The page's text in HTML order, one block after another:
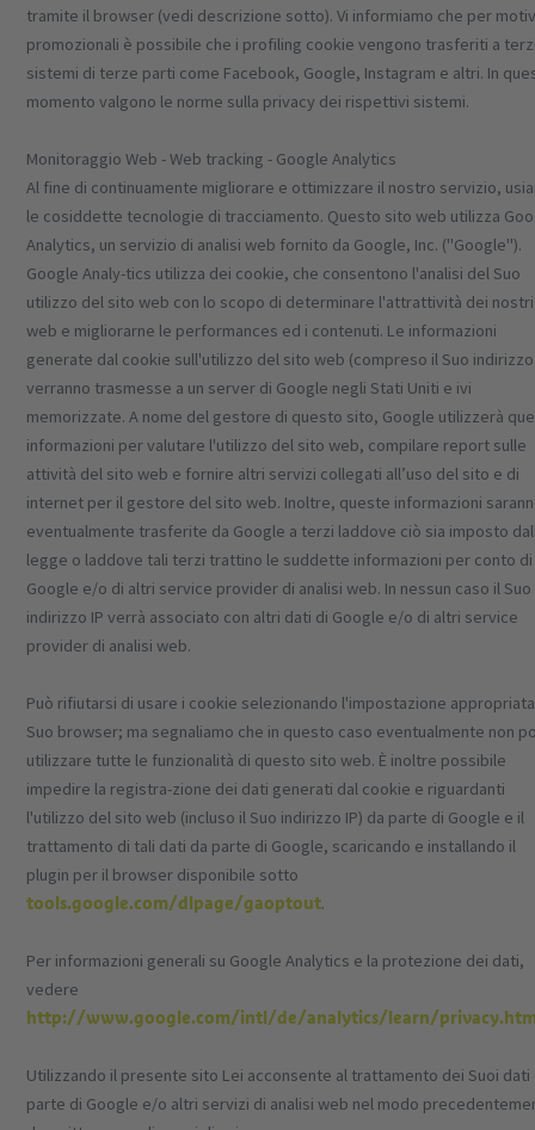
tramite il browser (vedi descrizione sotto). Vi informiamo che per
promozionali è possibile che i profiling cookie vengono trasferiti a
sistemi di terze parti come Facebook, Google, Instagram e altri. In
momento valgono le norme sulla privacy dei rispettivi sistemi.
Monitoraggio Web - Web tracking - Google Analytics
Al fine di continuamente migliorare e ottimizzare il nostro servizio,
le cosiddette tecnologie di tracciamento. Questo sito web utilizza
Analytics, un servizio di analisi web fornito da Google, Inc. ("Google").
Google Analy-tics utilizza dei cookie, che consentono l'analisi del Suo
utilizzo del sito web con lo scopo di determinare l'attrattività dei
web e migliorarne le performances ed i contenuti. Le informazioni
generate dal cookie sull'utilizzo del sito web (compreso il Suo indirizzo
verranno trasmesse a un server di Google negli Stati Uniti e ivi
memorizzate. A nome del gestore di questo sito, Google utilizzerà
informazioni per valutare l'utilizzo del sito web, compilare report sulle
attività del sito web e fornire altri servizi collegati all’uso del sito e di
internet per il gestore del sito web. Inoltre, queste informazioni
eventualmente trasferite da Google a terzi laddove ciò sia imposto
legge o laddove tali terzi trattino le suddette informazioni per conto di
Google e/o di altri service provider di analisi web. In nessun caso il Suo
indirizzo IP verrà associato con altri dati di Google e/o di altri service
provider di analisi web.
Può rifiutarsi di usare i cookie selezionando l'impostazione
Suo browser; ma segnaliamo che in questo caso eventualmente non
utilizzare tutte le funzionalità di questo sito web. È inoltre possibile
impedire la registra-zione dei dati generati dal cookie e riguardanti
l'utilizzo del sito web (incluso il Suo indirizzo IP) da parte di Google e il
trattamento di tali dati da parte di Google, scaricando e installando il
plugin per il browser disponibile sotto
tools.google.com/dlpage/gaoptout.
Per informazioni generali su Google Analytics e la protezione dei dati,
vedere
http://www.google.com/intl/de/analytics/learn/
Utilizzando il presente sito Lei acconsente al trattamento dei Suoi dati
parte di Google e/o altri servizi di analisi web nel modo